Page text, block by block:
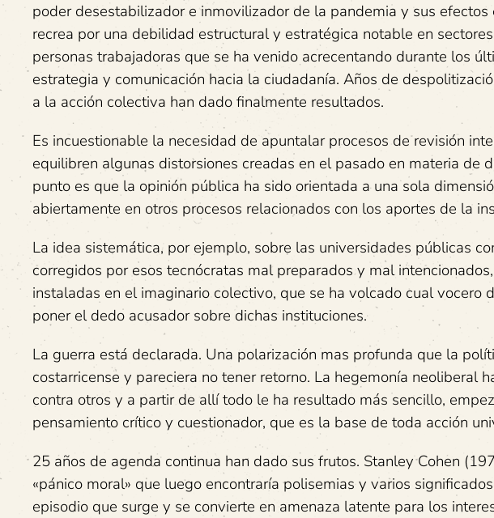
poder desestabilizador e inmovilizador de la pandemia y sus
recrea por una debilidad estructural y estratégica notable en
personas trabajadoras que se ha venido acrecentando durante los
estrategia y comunicación hacia la ciudadanía. Años de
a la acción colectiva han dado finalmente resultados.
Es incuestionable la necesidad de apuntalar procesos de revisión
equilibren algunas distorsiones creadas en el pasado en materia de
punto es que la opinión pública ha sido orientada a una sola
abiertamente en otros procesos relacionados con los aportes de la
La idea sistemática, por ejemplo, sobre las universidades públicas
corregidos por esos tecnócratas mal preparados y mal
instaladas en el imaginario colectivo, que se ha volcado cual vocero
poner el dedo acusador sobre dichas instituciones.
La guerra está declarada. Una polarización mas profunda que la
costarricense y pareciera no tener retorno. La hegemonía neoliberal
contra otros y a partir de allí todo le ha resultado más sencillo,
pensamiento crítico y cuestionador, que es la base de toda acción
25 años de agenda continua han dado sus frutos. Stanley Cohen
«pánico moral» que luego encontraría polisemias y varios
episodio que surge y se convierte en amenaza latente para los